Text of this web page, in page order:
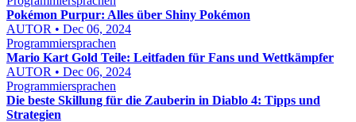
Pokémon Purpur: Alles über Shiny Pokémon
AUTOR • Dec 06, 2024
Programmiersprachen
Mario Kart Gold Teile: Leitfaden für Fans und Wettkämpfer
AUTOR • Dec 06, 2024
Programmiersprachen
Die beste Skillung für die Zauberin in Diablo 4: Tipps und
Strategien